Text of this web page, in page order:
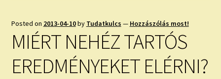
NAPI ASZTROLÓGIA
KÉRJ EGY MEGERŐSÍTÉST!
Expand
Posted on 2013-04-10by Tudatkulcs — Hozzászólás most!
MIÉRT NEHÉZ TARTÓS
EREDMÉNYEKET ELÉRNI?